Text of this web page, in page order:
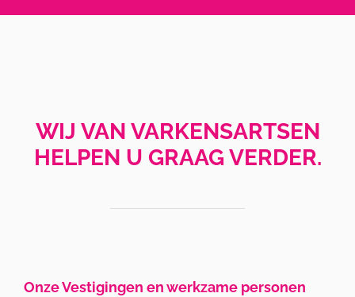
WIJ VAN VARKENSARTSEN
HELPEN U GRAAG VERDER.
Onze Vestigingen en werkzame personen